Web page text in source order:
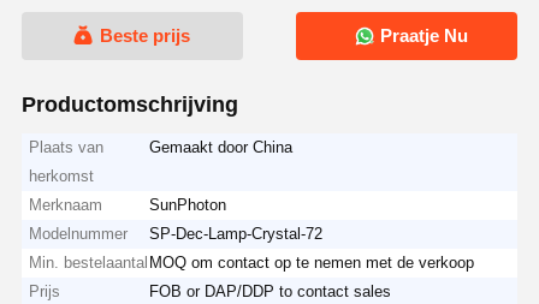
Beste prijs Praatje Nu
Productomschrijving
Plaats van
herkomst
Gemaakt door China
Merknaam
SunPhoton
Modelnummer
SP-Dec-Lamp-Crystal-72
Min. bestelaantal MOQ om contact op te nemen met de verkoop
Prijs
FOB or DAP/DDP to contact sales